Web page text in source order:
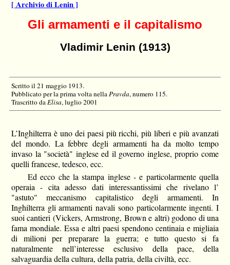
[ Archivio di Lenin ]
Gli armamenti e il capitalismo
Vladimir Lenin (1913)
Scritto il 21 maggio 1913.
Pubblicato per la prima volta nellaPravda, numero 115.
Trascritto daElisa, luglio 2001
L’Inghilterra è uno dei paesi più ricchi, più liberi e più avanzati
del mondo. La febbre degli armamenti ha da molto tempo
invaso la "società" inglese ed il governo inglese, proprio come
quelli francese, tedesco, ecc.
Ed ecco che la stampa inglese - e particolarmente quella
operaia - cita adesso dati interessantissimi che rivelano l’
"astuto" meccanismo capitalistico degli armamenti. In
Inghilterra gli armamenti navali sono particolarmente ingenti. I
suoi cantieri (Vickers, Armstrong, Brown e altri) godono di una
fama mondiale. Essa e altri paesi spendono centinaia e migliaia
di milioni per preparare la guerra; e tutto questo si fa
naturalmente nell’interesse esclusivo della pace, della
salvaguardia della cultura, della patria, della civiltà, ecc.